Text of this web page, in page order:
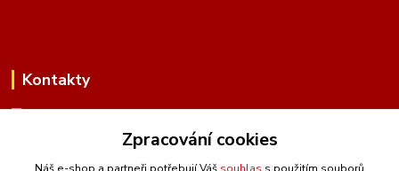
Kontakty
(Po-Pá, 10 - 16 hod.)
Zpracování cookies